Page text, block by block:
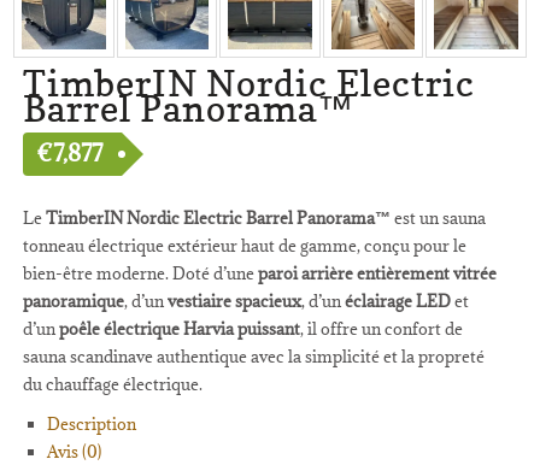
TimberIN Nordic Electric
Barrel Panorama™
€7,877
LeTimberIN Nordic Electric Barrel Panorama™ est un sauna
tonneau électrique extérieur haut de gamme, conçu pour le
bien-être moderne. Doté d’uneparoi arrière entièrement vitrée
panoramique, d’unvestiaire spacieux, d’unéclairage LEDet
d’unpoêle électrique Harvia puissant, il offre un confort de
sauna scandinave authentique avec la simplicité et la propreté
du chauffage électrique.
Description
Avis (0)